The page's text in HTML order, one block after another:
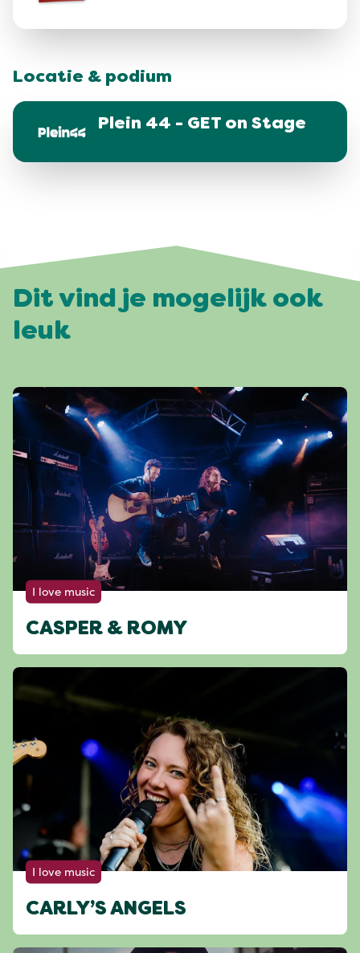
Locatie & podium
Plein 44 - GET on Stage
Dit vind je mogelijk ook
leuk
I love music
CASPER & ROMY
I love music
CARLY’S ANGELS